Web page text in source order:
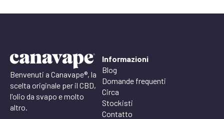
Benvenuti a Canavape®, la
scelta originale per il CBD,
l'olio da svapo e molto
altro.
Informazioni
Blog
Domande frequenti
Circa
Stockisti
Contatto